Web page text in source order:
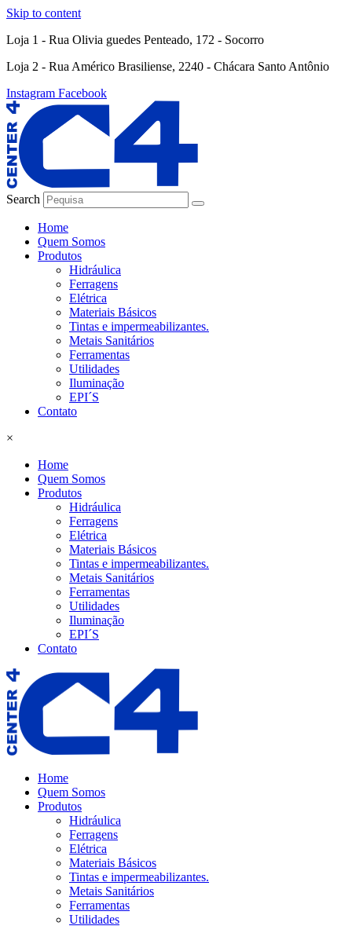
Skip to content
Loja 1 - Rua Olivia guedes Penteado, 172 - Socorro
Loja 2 - Rua Américo Brasiliense, 2240 - Chácara Santo Antônio
Instagram Facebook
Search
Home
Quem Somos
Produtos
Hidráulica
Ferragens
Elétrica
Materiais Básicos
Tintas e impermeabilizantes.
Metais Sanitários
Ferramentas
Utilidades
Iluminação
EPI´S
Contato
×
Home
Quem Somos
Produtos
Hidráulica
Ferragens
Elétrica
Materiais Básicos
Tintas e impermeabilizantes.
Metais Sanitários
Ferramentas
Utilidades
Iluminação
EPI´S
Contato
Home
Quem Somos
Produtos
Hidráulica
Ferragens
Elétrica
Materiais Básicos
Tintas e impermeabilizantes.
Metais Sanitários
Ferramentas
Utilidades